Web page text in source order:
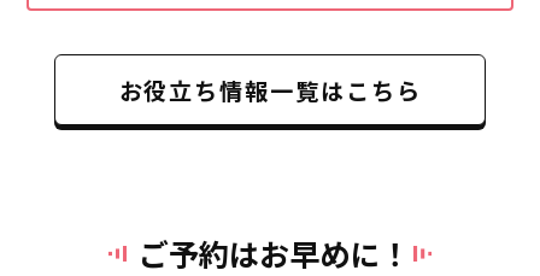
お役立ち情報一覧はこちら
ご予約はお早めに！